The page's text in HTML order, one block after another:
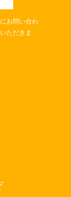
お問い合わ
ただきま